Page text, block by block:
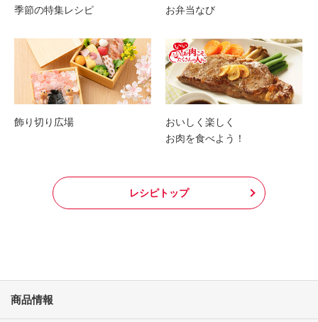
季節の特集レシピ お弁当なび
飾り切り広場
おいしく楽しく
お肉を食べよう！
レシピトップ
商品情報